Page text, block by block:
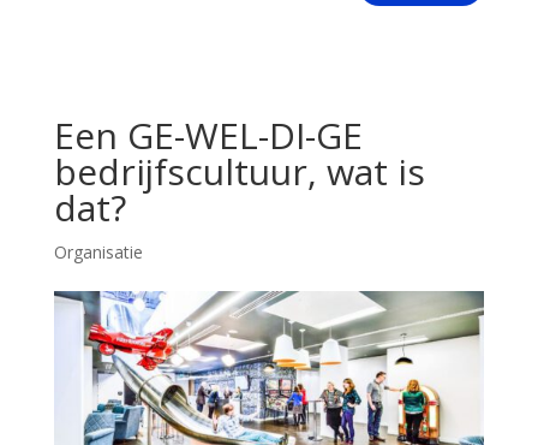
Een GE-WEL-DI-GE
bedrijfscultuur, wat is
dat?
Organisatie